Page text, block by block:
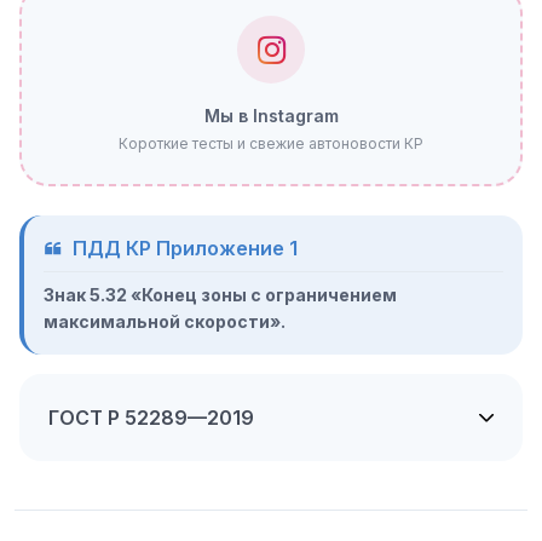
Мы в Instagram
Короткие тесты и свежие автоновости КР
ПДД КР Приложение 1
Знак 5.32 «Конец зоны с ограничением
максимальной скорости».
ГОСТ Р 52289—2019